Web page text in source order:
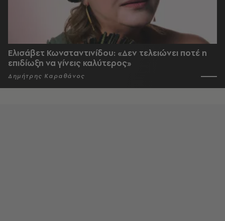
Ελισάβετ Κωνσταντινίδου: «Δεν τελειώνει ποτέ η
επιδίωξη να γίνεις καλύτερος»
Δημήτρης Καραθάνος